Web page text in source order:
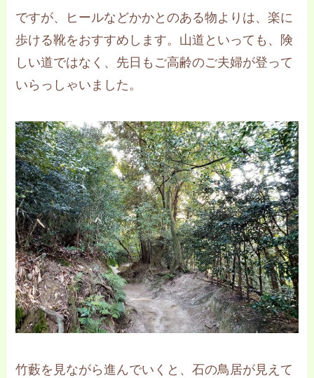
ですが、ヒールなどかかとのある物よりは、楽に
歩ける靴をおすすめします。山道といっても、険
しい道ではなく、先日もご高齢のご夫婦が登って
いらっしゃいました。
竹藪を見ながら進んでいくと、石の鳥居が見えて